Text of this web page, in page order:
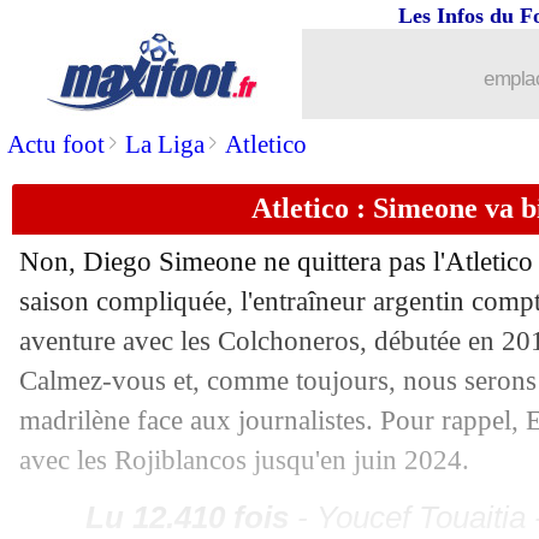
Actu foot> La Liga> Atletico
Les Infos du
Atletico : Simeone va
Non, Diego Simeone ne quittera pas
saison compliquée, l'entraîneur argentin
aventure avec les Colchoneros, débutée en
Calmez-vous et, comme toujours, nous
madrilène face aux journalistes. Pour rappel,
avec les Rojiblancos jusqu'en juin 2024.
Bayern
16/05 Tottenham: Conte, Kane prend
16/05 EdF: Terrier présélectionné
16/05 VIDEO: Zlatan casse la vitre du bus !
16/05 PHOTOS: la maison de Romeyer
16/05 PSG : Pécresse veut sanctionner